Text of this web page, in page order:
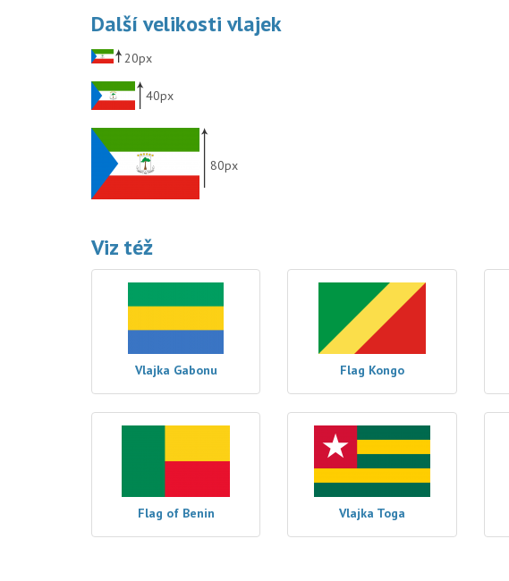
Další velikosti vlajek
20px
40px
80px
Viz též
Vlajka Gabonu Flag Kongo
Flag of Benin Vlajka Toga